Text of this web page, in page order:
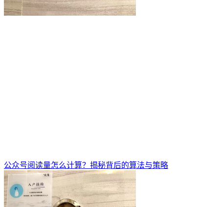
公众号阅读量怎么计算？揭秘背后的算法与策略